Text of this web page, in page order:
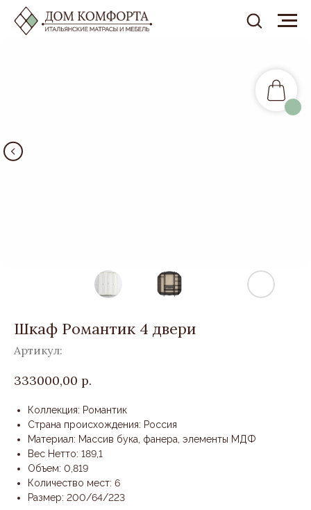
Шкаф Романтик 4 двери
Артикул:
333000,00 р.
Коллекция: Романтик
Страна происхождения: Россия
Материал: Массив бука, фанера, элементы МДФ
Вес Нетто: 189,1
Объем: 0,819
Количество мест: 6
Размер: 200/64/223